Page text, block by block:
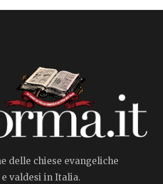
delle chiese evangeliche
valdesi in Italia.